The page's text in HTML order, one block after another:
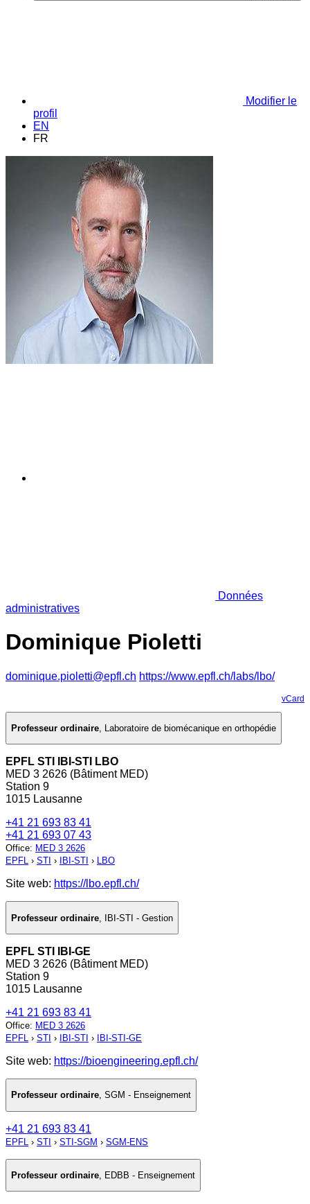
Modifier le
profil
EN
FR
Données
administratives
Dominique Pioletti
dominique.pioletti@epfl.ch https://www.epfl.ch/labs/lbo/
vCard
Professeur ordinaire, Laboratoire de biomécanique en orthopédie
EPFL STI IBI-STI LBO
MED 3 2626 (Bâtiment MED)
Station 9
1015 Lausanne
+41 21 693 83 41
+41 21 693 07 43
Office: MED 3 2626
EPFL › STI › IBI-STI › LBO
Site web: https://lbo.epfl.ch/
Professeur ordinaire IBI-STI - Gestion
EPFL STI IBI-GE
MED 3 2626 (Bâtiment MED)
Station 9
1015 Lausanne
+41 21 693 83 41
Office: MED 3 2626
EPFL › STI › IBI-STI › IBI-STI-GE
Site web: https://bioengineering.epfl.ch/
Professeur ordinaire, SGM - Enseignement
+41 21 693 83 41
EPFL › STI › STI-SGM › SGM-ENS
Professeur ordinaire, EDBB - Enseignement